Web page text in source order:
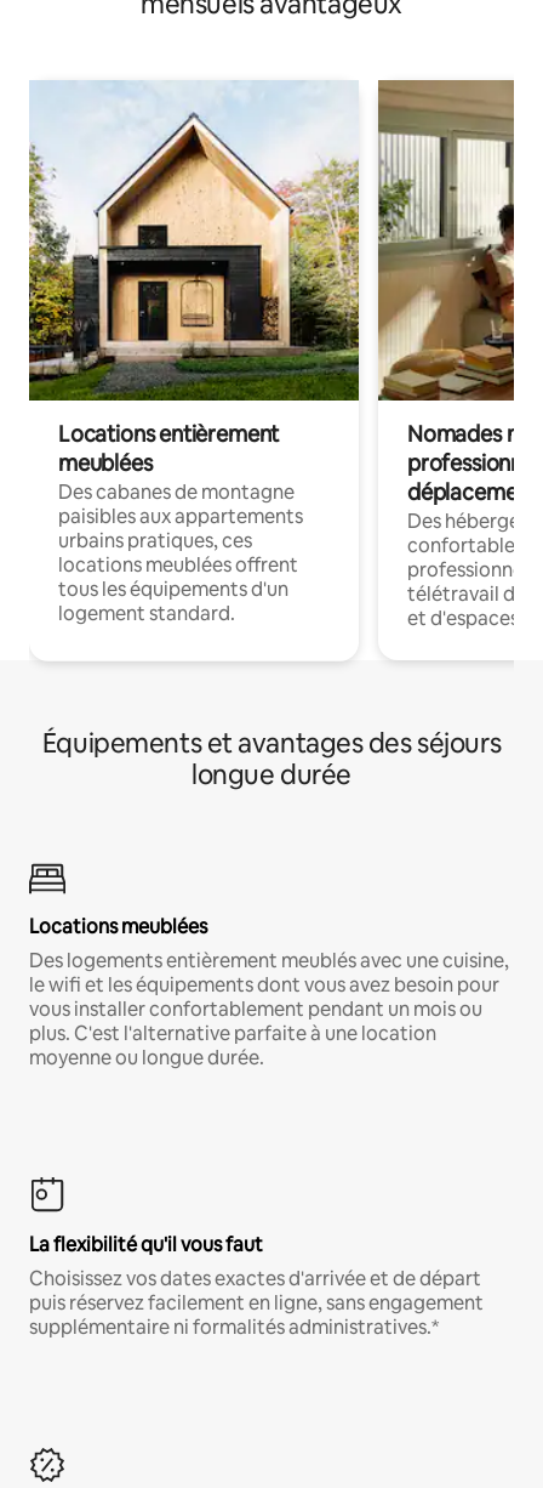
Locations entièrement
meublées
Des cabanes de montagne
paisibles aux appartements
urbains pratiques, ces
locations meublées offrent
tous les équipements d'un
logement standard.
Nomades
déplacement
Des
confortables
professionnels
télétravail
et d'espaces
Équipements et avantages des séjours
longue durée
Locations meublées
Des logements entièrement meublés avec une cuisine,
le wifi et les équipements dont vous avez besoin pour
vous installer confortablement pendant un mois ou
plus. C'est l'alternative parfaite à une location
moyenne ou longue durée.
La flexibilité qu'il vous faut
Choisissez vos dates exactes d'arrivée et de départ
puis réservez facilement en ligne, sans engagement
supplémentaire ni formalités administratives.*